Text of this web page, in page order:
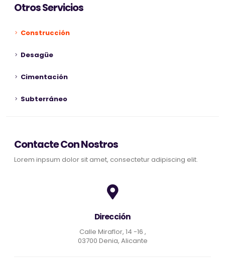
Otros Servicios
Construcción
Desagüe
Cimentación
Subterráneo
Contacte Con Nostros
Lorem inpsum dolor sit amet, consectetur adipiscing elit.
Dirección
Calle Miraflor, 14 -16 ,
03700 Denia, Alicante